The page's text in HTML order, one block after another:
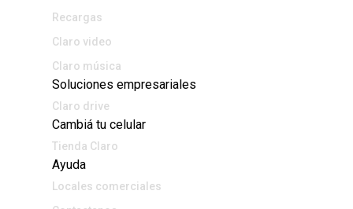
Recargas
Claro video
Claro música
Soluciones empresariales
Claro drive
Cambiá tu celular
Tienda Claro
Ayuda
Locales comerciales